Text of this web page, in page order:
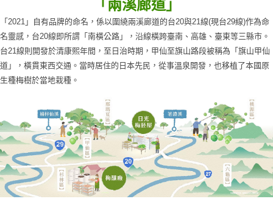
「兩溪廊道 」
「2021」自有品牌的命名，係以圍繞兩溪廊道的台20與21線(現台29線)作為命
名靈感，台20線即所謂「南橫公路」，沿線橫跨臺南、高雄、臺東等三縣市。
台21線則開發於清康熙年間，至日治時期，甲仙至旗山路段被稱為「旗山甲仙
道」，橫貫東西交通。當時居住的日本先民，從事溫泉開發，也移植了本國原
生種梅樹於當地栽種。